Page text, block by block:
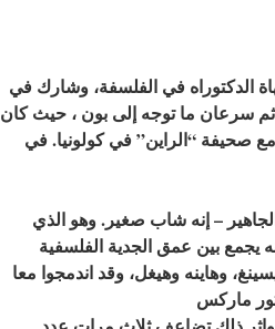
الدكتوراه في الفلسفة، وشارك في
ثم سرعان ما توجه إلى بون ، حيث كان
صحيفة “الراين” في كولونيا. في
– إنه شاب صغير. وهو الذي
يجمع بين عمق الجدية الفلسفية
وهاينه وهيغل، وقد اندمجوا معا